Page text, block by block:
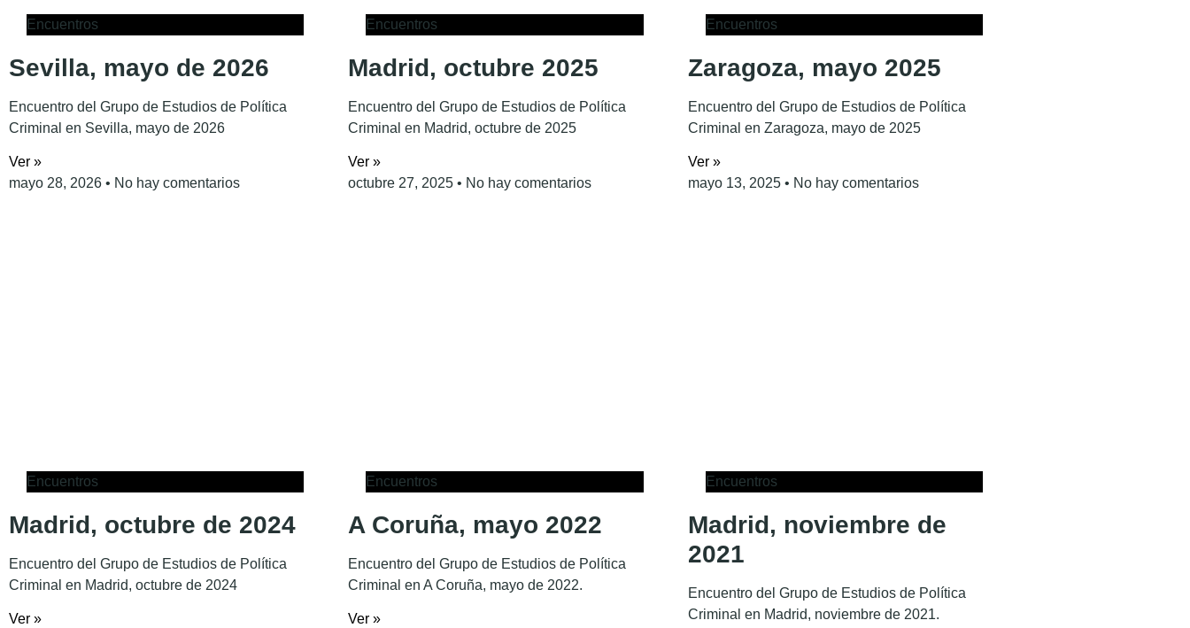
Encuentros
Sevilla, mayo de 2026
Encuentro del Grupo de Estudios de Política
Criminal en Sevilla, mayo de 2026
Ver »
mayo 28, 2026
No hay comentarios
Encuentros
Madrid, octubre 2025
Encuentro del Grupo de Estudios de Política
Criminal en Madrid, octubre de 2025
Ver »
octubre 27, 2025
No hay comentarios
Encuentros
Zaragoza, mayo 2025
Encuentro del Grupo de Estudios de Política
Criminal en Zaragoza, mayo de 2025
Ver »
mayo 13, 2025
No hay comentarios
Encuentros
Madrid, octubre de 2024
Encuentro del Grupo de Estudios de Política
Criminal en Madrid, octubre de 2024
Ver »
Encuentros
A Coruña, mayo 2022
Encuentro del Grupo de Estudios de Política
Criminal en A Coruña, mayo de 2022.
Ver »
Encuentros
Madrid, noviembre de
2021
Encuentro del Grupo de Estudios de Política
Criminal en Madrid, noviembre de 2021.